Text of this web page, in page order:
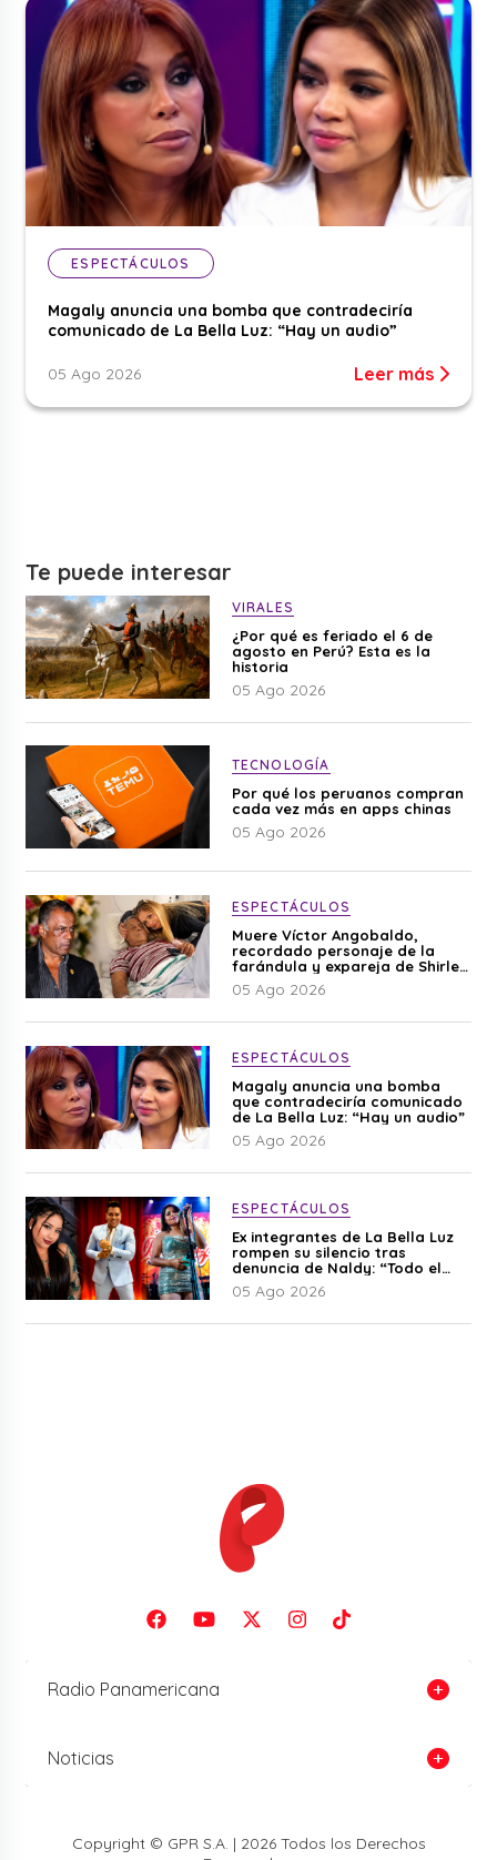
ESPECTÁCULOS
Magaly anuncia una bomba que contradeciría
comunicado de La Bella Luz: “Hay un audio”
05 Ago 2026 Leer más
Te puede interesar
VIRALES
¿Por qué es feriado el 6 de
agosto en Perú? Esta es la
historia
05 Ago 2026
TECNOLOGÍA
Por qué los peruanos compran
cada vez más en apps chinas
05 Ago 2026
ESPECTÁCULOS
Muere Víctor Angobaldo,
recordado personaje de la
farándula y expareja de Shirley
Cherres
05 Ago 2026
ESPECTÁCULOS
Magaly anuncia una bomba
que contradeciría comunicado
de La Bella Luz: “Hay un audio”
05 Ago 2026
ESPECTÁCULOS
Ex integrantes de La Bella Luz
rompen su silencio tras
denuncia de Naldy: “Todo el
mundo lo sabía”
05 Ago 2026
Radio Panamericana
Noticias
Copyright © GPR S.A. | 2026 Todos los Derechos